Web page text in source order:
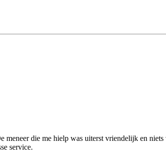
die me hielp was uiterst vriendelijk en
service.